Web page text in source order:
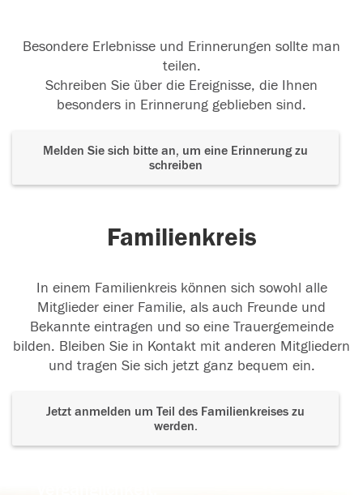
Besondere Erlebnisse und Erinnerungen sollte man
teilen.
Schreiben Sie über die Ereignisse, die Ihnen
besonders in Erinnerung geblieben sind.
Melden Sie sich bitte an, um eine Erinnerung zu
schreiben
Familienkreis
In einem Familienkreis können sich sowohl alle
Mitglieder einer Familie, als auch Freunde und
Bekannte eintragen und so eine Trauergemeinde
bilden. Bleiben Sie in Kontakt mit anderen Mitgliedern
und tragen Sie sich jetzt ganz bequem ein.
Jetzt anmelden um Teil des Familienkreises zu
werden.